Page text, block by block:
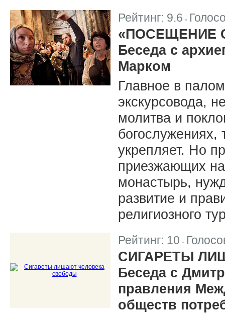
Рейтинг: 9.6 |
«ПОСЕЩЕНИЕ
Беседа с
Марком
Главное в
экскурсовода,
молитва и
богослужениях,
укрепляет. Но
приезжающих
монастырь,
развитие и
религиозного
Рейтинг: 10 |
СИГАРЕТЫ
Беседа с
правления
обществ